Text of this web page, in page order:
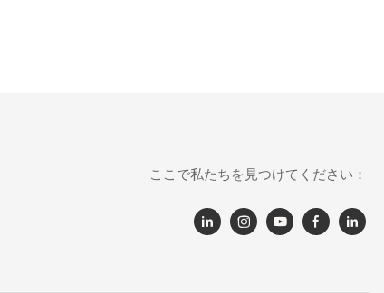
ここで私たちを見つけてください：